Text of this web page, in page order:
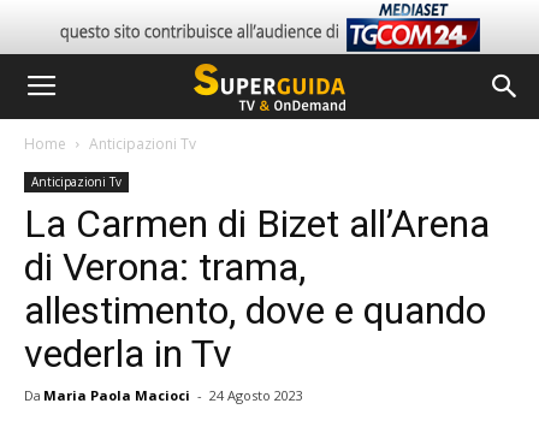
Home Anticipazioni Tv
Anticipazioni Tv
La Carmen di Bizet all’Arena
di Verona: trama,
allestimento, dove e quando
vederla in Tv
Da Maria Paola Macioci - 24 Agosto 2023